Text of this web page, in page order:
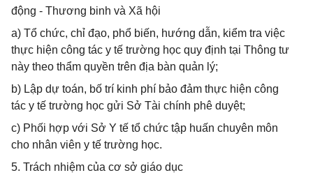
động - Thương binh và Xã hội
a) Tổ chức, chỉ đạo, phổ biến, hướng dẫn, kiểm tra việc
thực hiện công tác y tế trường học quy định tại Thông tư
này theo thẩm quyền trên địa bàn quản lý;
b) Lập dự toán, bố trí kinh phí bảo đảm thực hiện công
tác y tế trường học gửi Sở Tài chính phê duyệt;
c) Phối hợp với Sở Y tế tổ chức tập huấn chuyên môn
cho nhân viên y tế trường học.
5. Trách nhiệm của cơ sở giáo dục